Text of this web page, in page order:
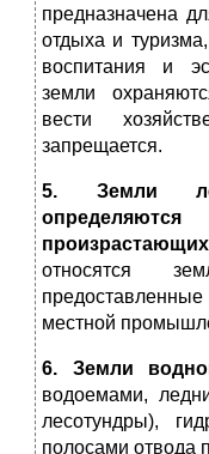
предназначена
отдыха и
воспитания и
земли
вести
запрещается.
5. Земли
относятся
местной
6. Земли
водоемами,
лесотундры),
полосами отвода